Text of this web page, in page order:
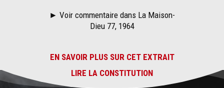
► Voir commentaire dans La Maison-
Dieu 77, 1964
EN SAVOIR PLUS SUR CET EXTRAIT
LIRE LA CONSTITUTION